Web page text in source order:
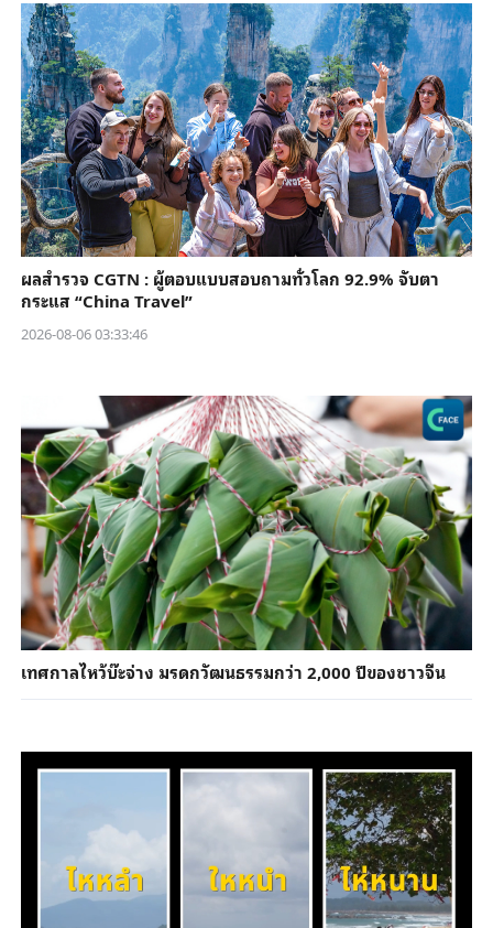
ผลสำรวจ CGTN : ผู้ตอบแบบสอบถามทั่วโลก 92.9% จับตา
กระแส “China Travel”
2026-08-06 03:33:46
เทศกาลไหว้บ๊ะจ่าง มรดกวัฒนธรรมกว่า 2,000 ปีของชาวจีน